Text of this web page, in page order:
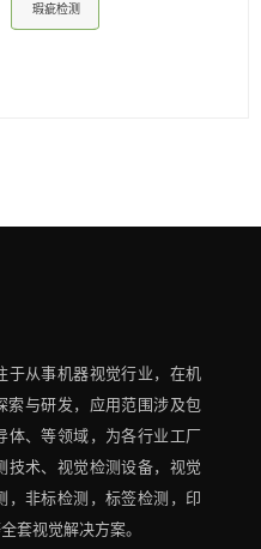
瑕疵检测
于从事机器视觉行业，在机
索与研发​，应用范围涉及包
体、等领域，为各行业工厂
技术、视觉检测设备，视觉
，非标检测，标签检测，印
套视觉解决方案​。